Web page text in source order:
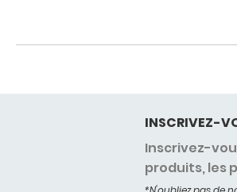
INSCRIVEZ-
Inscrivez-
produits, les